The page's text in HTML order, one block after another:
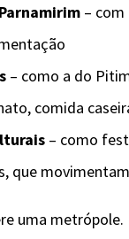
– com
– como a do
comida
– como
que
uma